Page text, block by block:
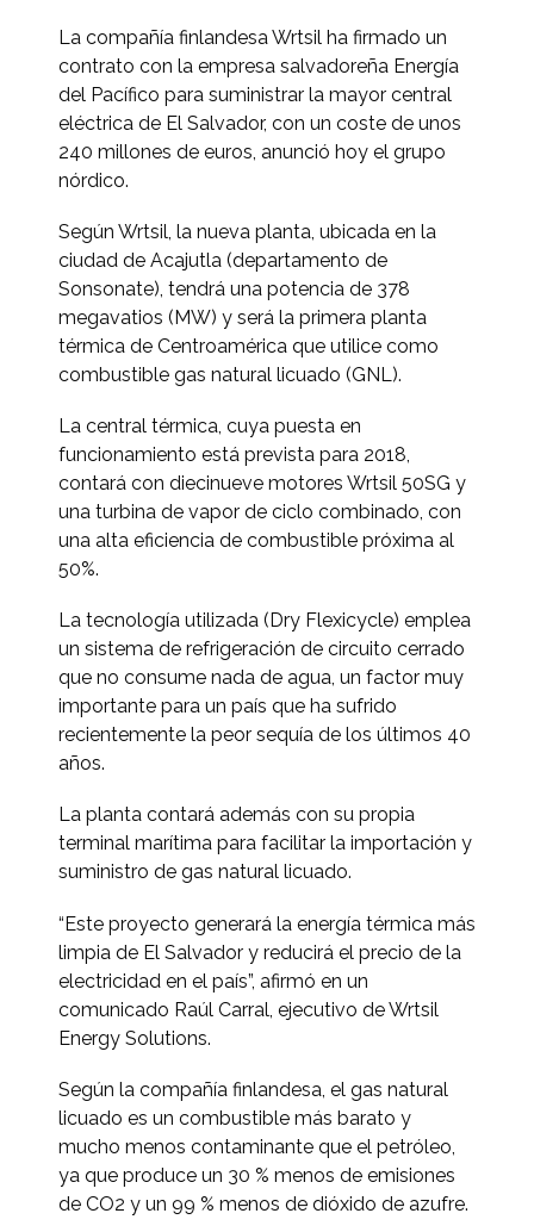
La compañía finlandesa Wrtsil ha firmado un
contrato con la empresa salvadoreña Energía
del Pacífico para suministrar la mayor central
eléctrica de El Salvador, con un coste de unos
240 millones de euros, anunció hoy el grupo
nórdico.
Según Wrtsil, la nueva planta, ubicada en la
ciudad de Acajutla (departamento de
Sonsonate), tendrá una potencia de 378
megavatios (MW) y será la primera planta
térmica de Centroamérica que utilice como
combustible gas natural licuado (GNL).
La central térmica, cuya puesta en
funcionamiento está prevista para 2018,
contará con diecinueve motores Wrtsil 50SG y
una turbina de vapor de ciclo combinado, con
una alta eficiencia de combustible próxima al
50%.
La tecnología utilizada (Dry Flexicycle) emplea
un sistema de refrigeración de circuito cerrado
que no consume nada de agua, un factor muy
importante para un país que ha sufrido
recientemente la peor sequía de los últimos 40
años.
La planta contará además con su propia
terminal marítima para facilitar la importación y
suministro de gas natural licuado.
“Este proyecto generará la energía térmica más
limpia de El Salvador y reducirá el precio de la
electricidad en el país”, afirmó en un
comunicado Raúl Carral, ejecutivo de Wrtsil
Energy Solutions.
Según la compañía finlandesa, el gas natural
licuado es un combustible más barato y
mucho menos contaminante que el petróleo,
ya que produce un 30 % menos de emisiones
de CO2 y un 99 % menos de dióxido de azufre.